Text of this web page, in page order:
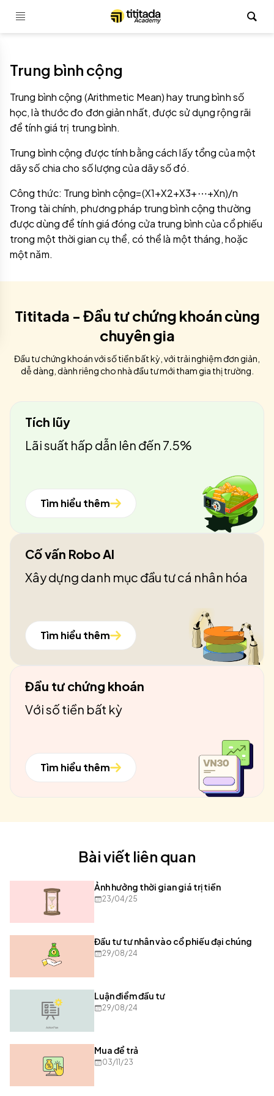
Trung bình cộng
Trung bình cộng (Arithmetic Mean) hay trung bình số
học, là thước đo đơn giản nhất, được sử dụng rộng rãi
để tính giá trị trung bình.
Trung bình cộng được tính bằng cách lấy tổng của một
dãy số chia cho số lượng của dãy số đó.
Công thức: Trung bình cộng=(X1+X2+X3+⋯+Xn)/n
Trong tài chính, phương pháp trung bình cộng thường
được dùng để tính giá đóng cửa trung bình của cổ phiếu
trong một thời gian cụ thể, có thể là một tháng, hoặc
một năm.
Tititada - Đầu tư chứng khoán cùng
chuyên gia
Đầu tư chứng khoán với số tiền bất kỳ, với trải nghiệm đơn giản,
dễ dàng, dành riêng cho nhà đầu tư mới tham gia thị trường.
Tích lũy
Lãi suất hấp dẫn lên đến 7.5%
Tìm hiểu thêm
Cố vấn Robo AI
Xây dựng danh mục đầu tư cá nhân hóa
Tìm hiểu thêm
Đầu tư chứng khoán
Với số tiền bất kỳ
Tìm hiểu thêm
Bài viết liên quan
Ảnh hưởng thời gian giá trị tiền
23/04/25
Đầu tư tư nhân vào cổ phiếu đại chúng
29/08/24
Luận điểm đầu tư
29/08/24
Mua để trả
03/11/23